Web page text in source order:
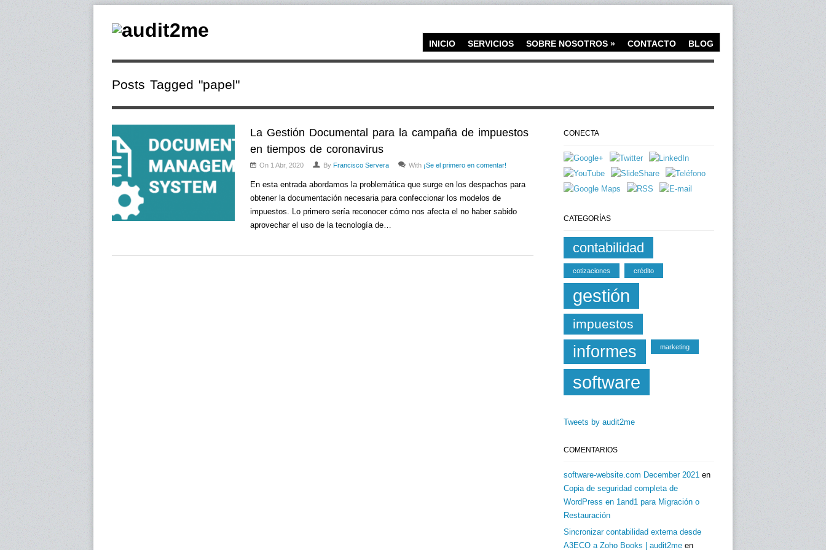
INICIO SERVICIOS SOBRE NOSOTROS » CONTACTO BLOG
Posts Tagged "papel"
La Gestión Documental para la campaña de impuestos
en tiempos de coronavirus
On 1 Abr, 2020 By Francisco Servera With ¡Se el primero en comentar!
En esta entrada abordamos la problemática que surge en los despachos para
obtener la documentación necesaria para confeccionar los modelos de
impuestos. Lo primero sería reconocer cómo nos afecta el no haber sabido
aprovechar el uso de la tecnología de…
CONECTA
CATEGORÍAS
contabilidad
cotizaciones crédito
gestión
impuestos
informes marketing
software
Tweets by audit2me
COMENTARIOS
software-website.com December 2021 en
Copia de seguridad completa de
WordPress en 1and1 para Migración o
Restauración
Sincronizar contabilidad externa desde
A3ECO a Zoho Books | audit2me en